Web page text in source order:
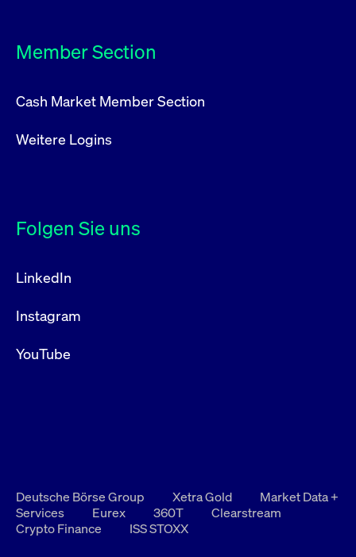
Member Section
Cash Market Member Section
Weitere Logins
Folgen Sie uns
LinkedIn
Instagram
YouTube
Deutsche Börse Group Xetra Gold
Market Data +
Services
Eurex 360T
Clearstream
Crypto Finance
ISS STOXX